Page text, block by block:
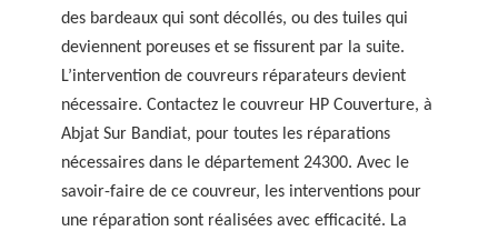
des bardeaux qui sont décollés, ou des tuiles qui
deviennent poreuses et se fissurent par la suite.
L’intervention de couvreurs réparateurs devient
nécessaire. Contactez le couvreur HP Couverture, à
Abjat Sur Bandiat, pour toutes les réparations
nécessaires dans le département 24300. Avec le
savoir-faire de ce couvreur, les interventions pour
une réparation sont réalisées avec efficacité. La